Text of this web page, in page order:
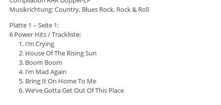
Musikrichtung: Country, Blues Rock, Rock & Roll
Platte 1 – Seite 1:
6 Power Hits / Trackliste:
I’m Crying
House Of The Rising Sun
Boom Boom
I’m Mad Again
Bring It On Home To Me
We’ve Gotta Get Out Of This Place